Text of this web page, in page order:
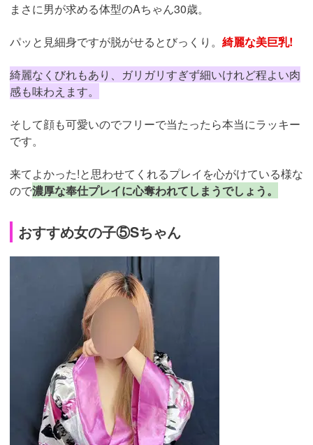
まさに男が求める体型のAちゃん30歳。
パッと見細身ですが脱がせるとびっくり。 綺麗な美巨乳!
綺麗なくびれもあり、ガリガリすぎず細いけれど程よい肉
感も味わえます。
そして顔も可愛いのでフリーで当たったら本当にラッキー
です。
来てよかった!と思わせてくれるプレイを心がけている様な
ので濃厚な奉仕プレイに心奪われてしまうでしょう。
おすすめ女の子⑤Sちゃん